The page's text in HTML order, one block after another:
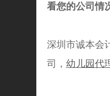
看您的公司情
深圳市诚本会
司， 幼儿园代